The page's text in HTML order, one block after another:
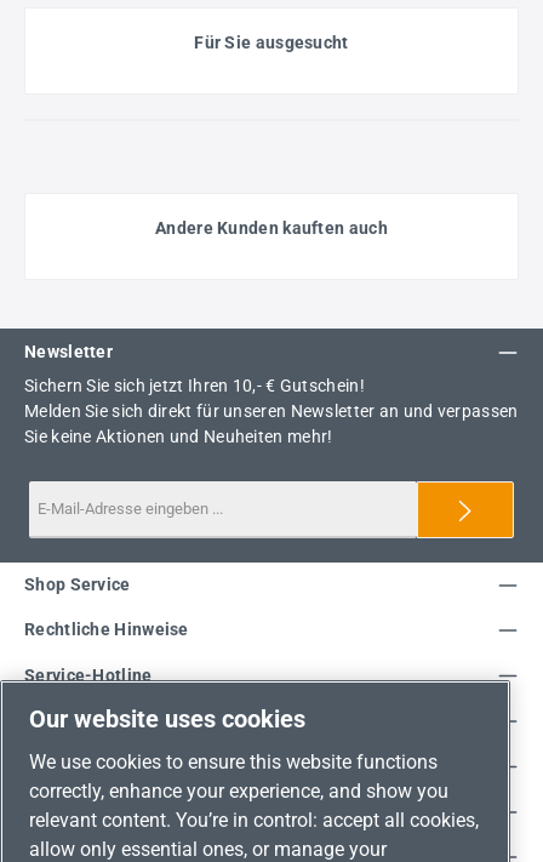
Für Sie ausgesucht
Andere Kunden kauften auch
Newsletter
Sichern Sie sich jetzt Ihren 10,- € Gutschein!
Melden Sie sich direkt für unseren Newsletter an und verpassen
Sie keine Aktionen und Neuheiten mehr!
Service-Hotline
Shop Service
Rechtliche Hinweise
Unsere Vorteile
Versandarten
Zahlungsarten
Adresse
Our website uses cookies
We use cookies to ensure this website functions
correctly, enhance your experience, and show you
relevant content. You’re in control: accept all cookies,
allow only essential ones, or manage your